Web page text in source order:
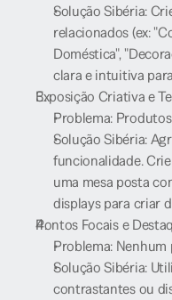
Solução Sibéria:
relacionados (ex:
Doméstica",
clara e intuitiva
Exposição Criativa e
Problema:
Solução Sibéria:
funcionalidade.
uma mesa posta
displays para criar
Pontos Focais e
Problema:
Solução Sibéria:
contrastantes ou